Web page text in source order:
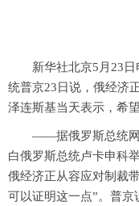
新华社北京5月23
统普京23日说，俄经济
泽连斯基当天表示，希
——据俄罗斯总统网
白俄罗斯总统卢卡申科
俄经济正从容应对制裁
可以证明这一点”。普